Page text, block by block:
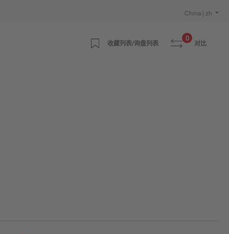
China | zh
收藏列表/询盘列表
0
对比